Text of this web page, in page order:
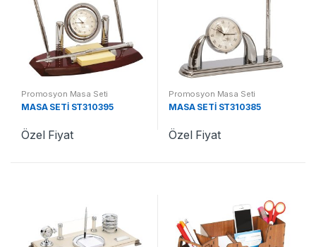
Promosyon Masa Seti
MASA SETİ ST310395
Özel Fiyat
Promosyon Masa Seti
MASA SETİ ST310385
Özel Fiyat